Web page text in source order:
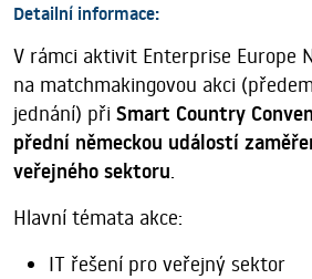
Detailní informace:
V rámci aktivit Enterprise Europe
na matchmakingovou akci
jednání) při Smart Country
přední německou událostí
veřejného sektoru.
Hlavní témata akce:
IT řešení pro veřejný sektor